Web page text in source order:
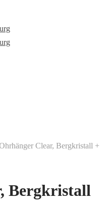
Clear, Bergkristall +
Bergkristall